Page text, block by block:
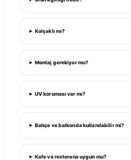
Kolçaklı mı?
Montaj gerekiyor mu?
UV koruması var mı?
Bahçe ve balkonda kullanılabilir mi?
Kafe ve restorana uygun mu?